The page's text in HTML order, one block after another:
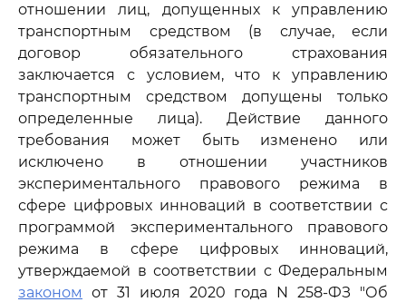
отношении лиц, допущенных к управлению
транспортным средством (в случае, если
договор обязательного страхования
заключается с условием, что к управлению
транспортным средством допущены только
определенные лица). Действие данного
требования может быть изменено или
исключено в отношении участников
экспериментального правового режима в
сфере цифровых инноваций в соответствии с
программой экспериментального правового
режима в сфере цифровых инноваций,
утверждаемой в соответствии с Федеральным
законом
от 31 июля 2020 года N 258-ФЗ "Об